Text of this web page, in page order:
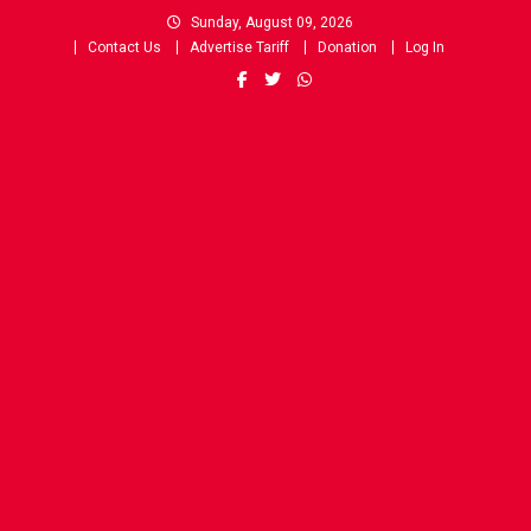
Sunday, August 09, 2026
Contact Us
Advertise Tariff Donation Log In